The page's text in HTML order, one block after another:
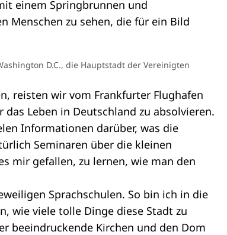
D.C., die Hauptstadt der Vereinigten
reisten wir vom Frankfurter Flughafen
Leben in Deutschland zu absolvieren.
Informationen darüber, was die
Seminaren über die kleinen
mir gefallen, zu lernen, wie man den
Sprachschulen. So bin ich in die
wie viele tolle Dinge diese Stadt zu
beeindruckende Kirchen und den Dom